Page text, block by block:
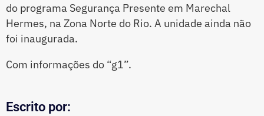
do programa Segurança Presente em Marechal
Hermes, na Zona Norte do Rio. A unidade ainda não
foi inaugurada.
Com informações do “g1”.
Escrito por: